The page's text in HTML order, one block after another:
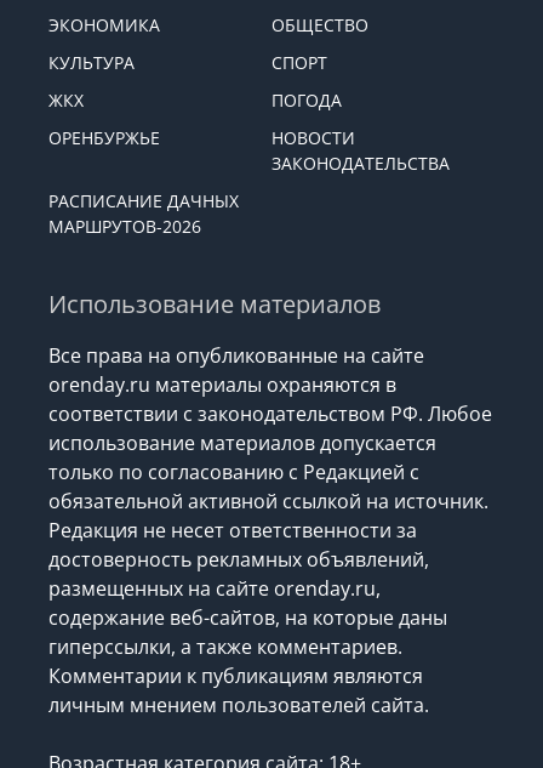
ЭКОНОМИКА
ОБЩЕСТВО
КУЛЬТУРА
СПОРТ
ЖКХ
ПОГОДА
ОРЕНБУРЖЬЕ
НОВОСТИ
ЗАКОНОДАТЕЛЬСТВА
РАСПИСАНИЕ ДАЧНЫХ
МАРШРУТОВ-2026
Использование материалов
Все права на опубликованные на сайте
orenday.ru материалы охраняются в
соответствии с законодательством РФ. Любое
использование материалов допускается
только по согласованию с Редакцией с
обязательной активной ссылкой на источник.
Редакция не несет ответственности за
достоверность рекламных объявлений,
размещенных на сайте orenday.ru,
содержание веб-сайтов, на которые даны
гиперссылки, а также комментариев.
Комментарии к публикациям являются
личным мнением пользователей сайта.